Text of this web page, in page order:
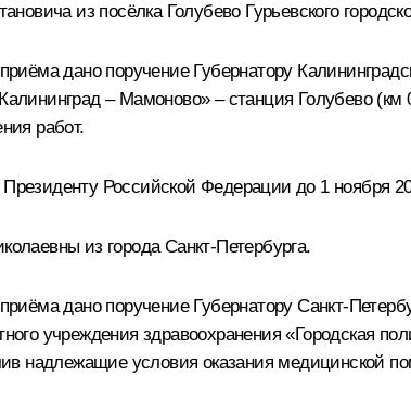
из посёлка Голубево Гурьевского
дано поручение Губернатору
– Мамоново» – станция Голубево
работ.
Российской Федерации до 1 ноября
из города Санкт-Петербурга.
дано поручение Губернатору Санкт-
учреждения здравоохранения «Городская
надлежащие условия оказания медицинской